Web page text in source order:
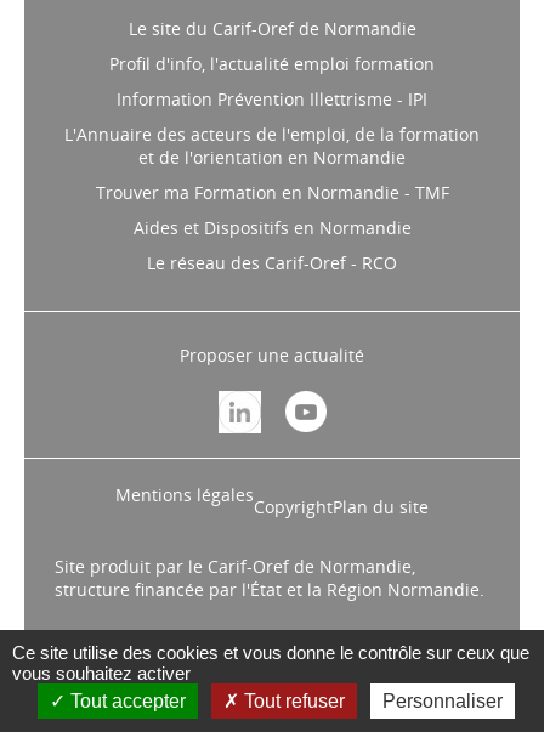
Le site du Carif-Oref de Normandie
Profil d'info, l'actualité emploi formation
Information Prévention Illettrisme - IPI
L'Annuaire des acteurs de l'emploi, de la formation
et de l'orientation en Normandie
Trouver ma Formation en Normandie - TMF
Aides et Dispositifs en Normandie
Le réseau des Carif-Oref - RCO
Proposer une actualité
Mentions légales
CopyrightPlan du site
Site produit par le Carif-Oref de Normandie,
structure financée par l'État et la Région Normandie.
Ce site utilise des cookies et vous donne le contrôle sur ceux que
vous souhaitez activer
Tout accepter
Tout refuser Personnaliser